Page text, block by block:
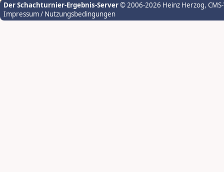
Der Schachturnier-Ergebnis-Server© 2006-2026 Heinz Herzog,
Impressum / Nutzungsbedingungen